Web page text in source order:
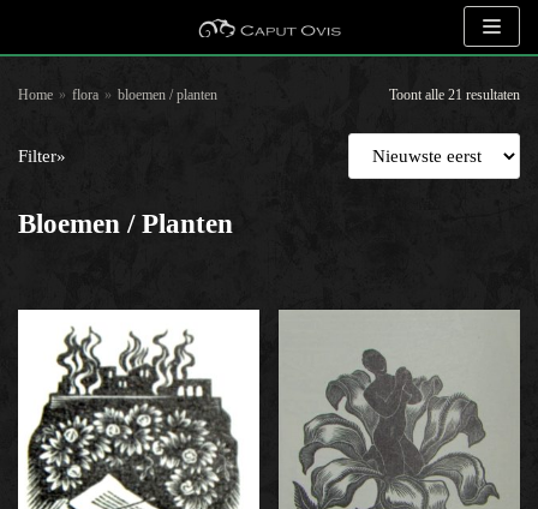
naar
inhoud
Home » flora » bloemen / planten Toont alle 21 resultaten
Filter»
Bloemen / Planten
Selecteer op kunstenaar
Selecteer op onderwerp